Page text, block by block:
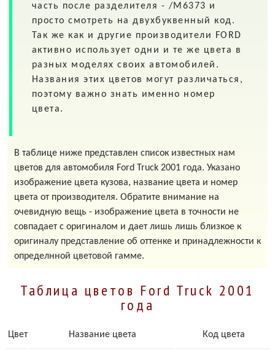
часть после разделителя - /M6373 и
просто смотреть на двухбуквенный код.
Так же как и другие производители FORD
активно использует одни и те же цвета в
разных моделях своих автомобилей.
Названия этих цветов могут различаться,
поэтому важно знать именно номер
цвета.
В таблице ниже представлен список известных нам
цветов для автомобиля Ford Truck 2001 года. Указано
изображение цвета кузова, название цвета и номер
цвета от производителя. Обратите внимание на
очевидную вещь - изображение цвета в точности не
совпадает с оригиналом и дает лишь лишь близкое к
оригиналу представление об оттенке и принадлежности к
определнной цветовой гамме.
Таблица цветов Ford Truck 2001
года
Цвет Название цвета Код цвета